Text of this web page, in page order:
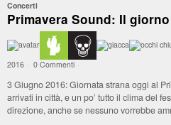
Concerti
Primavera Sound: Il
2016 · 0 Commenti ·
3 Giugno 2016: Giornata strana oggi al
arrivati in città, e un po’ tutto il clima del
direzione, anche se nessuno vorrebbe